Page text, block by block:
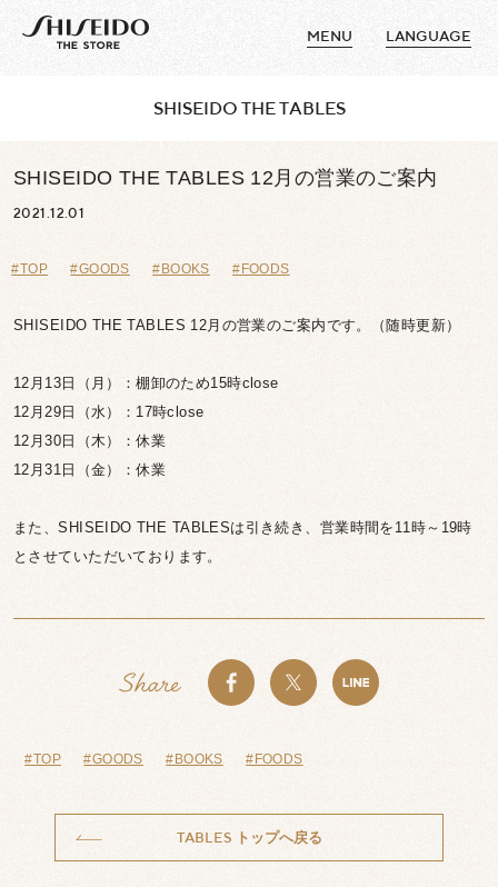
MENU LANGUAGE
SHISEIDO THE TABLES
SHISEIDO THE TABLES 12月の営業のご案内
2021.12.01
#TOP #GOODS #BOOKS #FOODS
SHISEIDO THE TABLES 12月の営業のご案内です。（随時更新）
12月13日（月）：棚卸のため15時close
12月29日（水）：17時close
12月30日（木）：休業
12月31日（金）：休業
また、SHISEIDO THE TABLESは引き続き、営業時間を11時～19時
とさせていただいております。
#TOP #GOODS #BOOKS #FOODS
TABLES トップへ戻る